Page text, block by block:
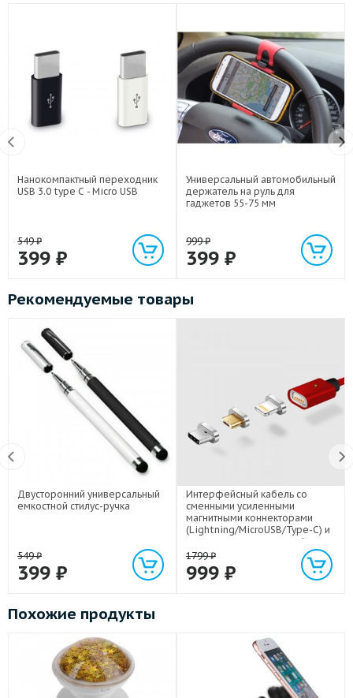
Нанокомпактный переходник
USB 3.0 type C - Micro USB
549₽
399 ₽
Универсальный автомобильный
держатель на руль для
гаджетов 55-75 мм
999₽
399 ₽
Рекомендуемые товары
Двусторонний универсальный
емкостной стилус-ручка
549₽
399 ₽
Интерфейсный кабель со
сменными усиленными
магнитными коннекторами
(Lightning/MicroUSB/Type-C) и
световым индикатором 1м
1799₽
999 ₽
Похожие продукты